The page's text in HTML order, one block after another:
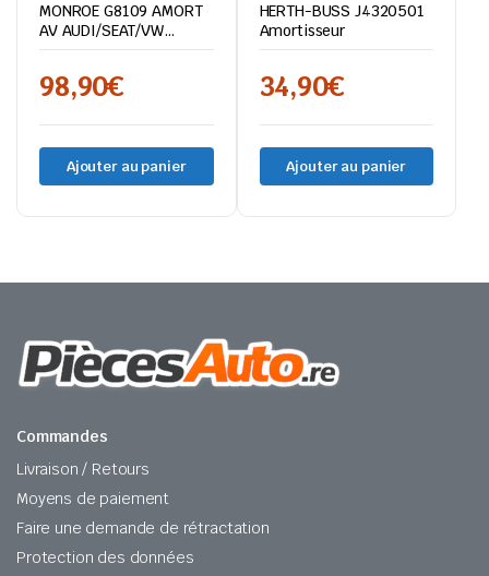
MONROE G8109 AMORT
AV AUDI/SEAT/VW
A1/IBIZA
98,90€
Ajouter au panier
HERTH-BUSS J4320501
Amortisseur
34,90€
Ajouter au panier
Commandes
Livraison / Retours
Moyens de paiement
Faire une demande de rétractation
Protection des données